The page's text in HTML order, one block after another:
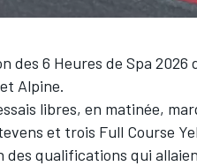
des 6 Heures de Spa
Alpine.
libres, en matinée,
et trois Full Course
des qualifications qui